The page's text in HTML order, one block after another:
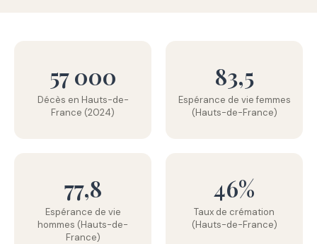
57 000
Décès en Hauts-de-
France (2024)
83,5
Espérance de vie femmes
(Hauts-de-France)
77,8
Espérance de vie
hommes (Hauts-de-
France)
46%
Taux de crémation
(Hauts-de-France)